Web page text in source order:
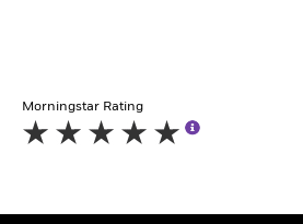
Morningstar Rating